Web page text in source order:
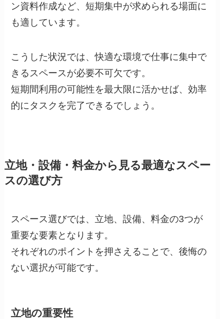
ン資料作成など、短期集中が求められる場面に
も適しています。
こうした状況では、快適な環境で仕事に集中で
きるスペースが必要不可欠です。
短期間利用の可能性を最大限に活かせば、効率
的にタスクを完了できるでしょう。
立地・設備・料金から見る最適なスペー
スの選び方
スペース選びでは、立地、設備、料金の3つが
重要な要素となります。
それぞれのポイントを押さえることで、後悔の
ない選択が可能です。
立地の重要性